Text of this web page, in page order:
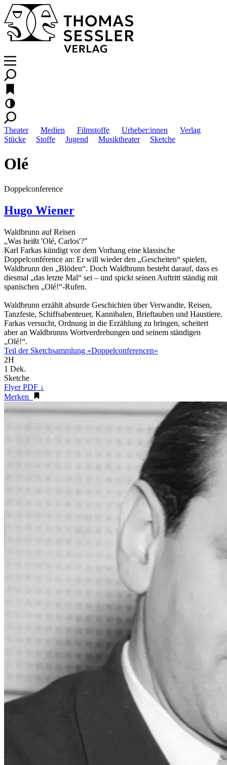
Theater Medien Filmstoffe Urheber:innen
Verlag
Stücke
Stoffe Jugend Musiktheater Sketche
Olé
Doppelconference
Hugo Wiener
Waldbrunn auf Reisen
„Was heißt 'Olé, Carlos'?"
Karl Farkas kündigt vor dem Vorhang eine klassische
Doppelconférence an: Er will wieder den „Gescheiten“ spielen,
Waldbrunn den „Blöden“. Doch Waldbrunn besteht darauf, dass es
diesmal „das letzte Mal“ sei – und spickt seinen Auftritt ständig mit
spanischen „Olé!“-Rufen.
Waldbrunn erzählt absurde Geschichten über Verwandte, Reisen,
Tanzfeste, Schiffsabenteuer, Kannibalen, Brieftauben und Haustiere.
Farkas versucht, Ordnung in die Erzählung zu bringen, scheitert
aber an Waldbrunns Wortverdrehungen und seinem ständigen
„Olé!“.
Teil der Sketchsammlung »Doppelconferencen«
2H
1 Dek.
Sketche
Flyer PDF ↓
Merken